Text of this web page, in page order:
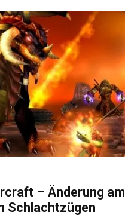
– Änderung am
Schlachtzügen